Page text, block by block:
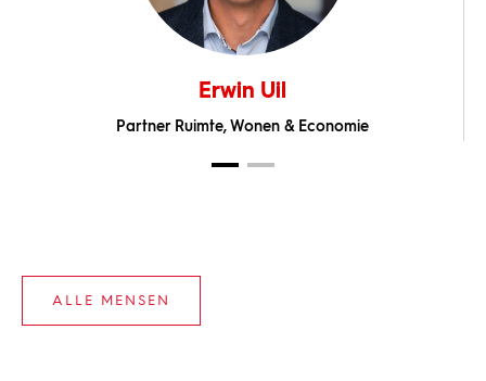
Erwin Uil
Partner Ruimte, Wonen & Economie
ALLE MENSEN